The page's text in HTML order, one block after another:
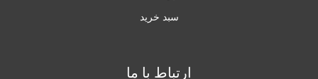
سبد خرید
ارتباط با ما